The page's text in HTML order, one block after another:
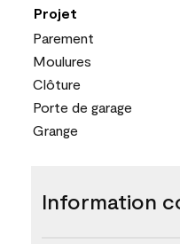
Projet
Parement
Moulures
Clôture
Porte de garage
Grange
Information